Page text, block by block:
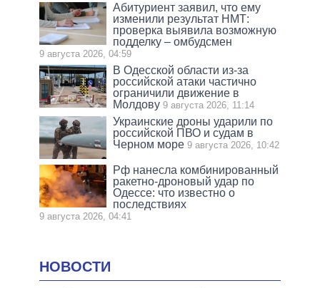
Абитуриент заявил, что ему
изменили результат НМТ:
проверка выявила возможную
подделку – омбудсмен
9 августа 2026, 04:59
В Одесской области из-за
российской атаки частично
ограничили движение в
Молдову 9 августа 2026, 11:14
Украинские дроны ударили по
российской ПВО и судам в
Черном море 9 августа 2026, 10:42
Рф нанесла комбинированный
ракетно-дроновый удар по
Одессе: что известно о
последствиях
9 августа 2026, 04:41
НОВОСТИ